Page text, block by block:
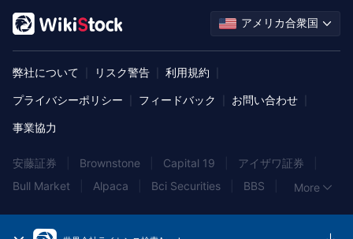
アメリカ合衆国
弊社について リスク警告 利用規約
プライバシーポリシー フィードバック お問い合わせ
事業協力
安藤証券 Brownstone Capital 19 アイザワ証券
Bull Market
Alpaca Bci Securities BBS
SageTrader
More